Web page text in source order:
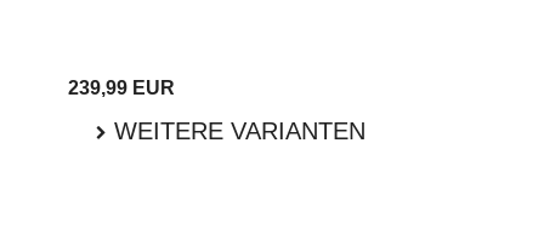
239,99 EUR
WEITERE VARIANTEN